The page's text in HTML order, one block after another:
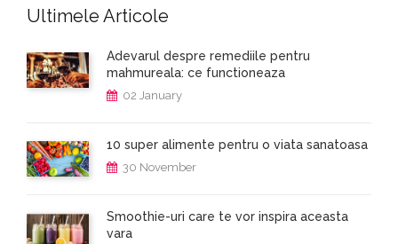
Ultimele Articole
Adevarul despre remediile pentru
mahmureala: ce functioneaza
02 January
10 super alimente pentru o viata sanatoasa
30 November
Smoothie-uri care te vor inspira aceasta
vara